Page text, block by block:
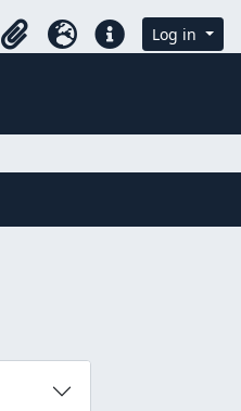
ClipboardLanguageQuick linksLog in